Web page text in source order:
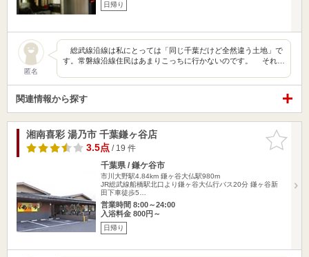
日帰り
匿名
総武線沿線は私にとっては「同じ千葉だけど全然違う土地」で
す。常磐線沿線住民はあまりこっちに行かないのです。 それ…
関連情報から探す
お気に入
りに追加
湘南喜彩 湯乃市 千葉鎌ヶ谷店
3.5点/ 19 件
千葉県 / 鎌ケ谷市
市川大野駅4.84km 鎌ヶ谷大仏駅980m
JR総武線船橋駅北口より鎌ヶ谷大仏行バス20分 鎌ヶ谷新
田下車徒歩5…
営業時間 8:00～24:00
入浴料金 800円～
日帰り